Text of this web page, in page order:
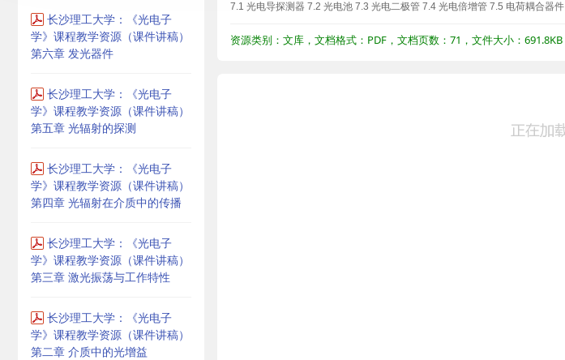
长沙理工大学：《光电子
学》课程教学资源（课件讲稿）
第六章 发光器件
长沙理工大学：《光电子
学》课程教学资源（课件讲稿）
第五章 光辐射的探测
长沙理工大学：《光电子
学》课程教学资源（课件讲稿）
第四章 光辐射在介质中的传播
长沙理工大学：《光电子
学》课程教学资源（课件讲稿）
第三章 激光振荡与工作特性
长沙理工大学：《光电子
学》课程教学资源（课件讲稿）
第二章 介质中的光增益
7.1 光电导探测器 7.2 光电池 7.3 光电二极管 7.4 光电倍增管 7.5 电荷耦合器件
资源类别：文库，文档格式：PDF，文档页数：71，文件大小：691.8KB